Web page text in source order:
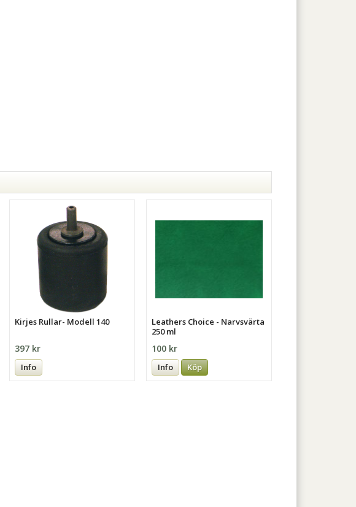
Kirjes Rullar- Modell 140
397 kr
Info
Leathers Choice - Narvsvärta
250 ml
100 kr
Info Köp